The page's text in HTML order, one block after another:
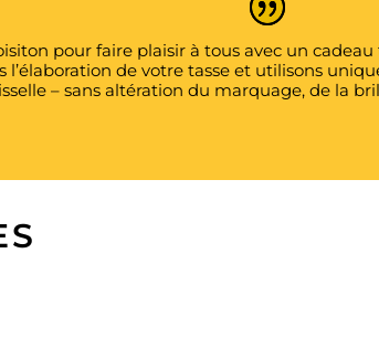
pour faire plaisir à tous avec un
de votre tasse et utilisons
– sans altération du marquage, de la